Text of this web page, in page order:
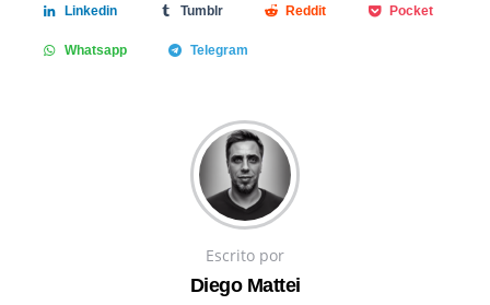
Linkedin Tumblr Reddit Pocket
Whatsapp Telegram
Escrito por
Diego Mattei